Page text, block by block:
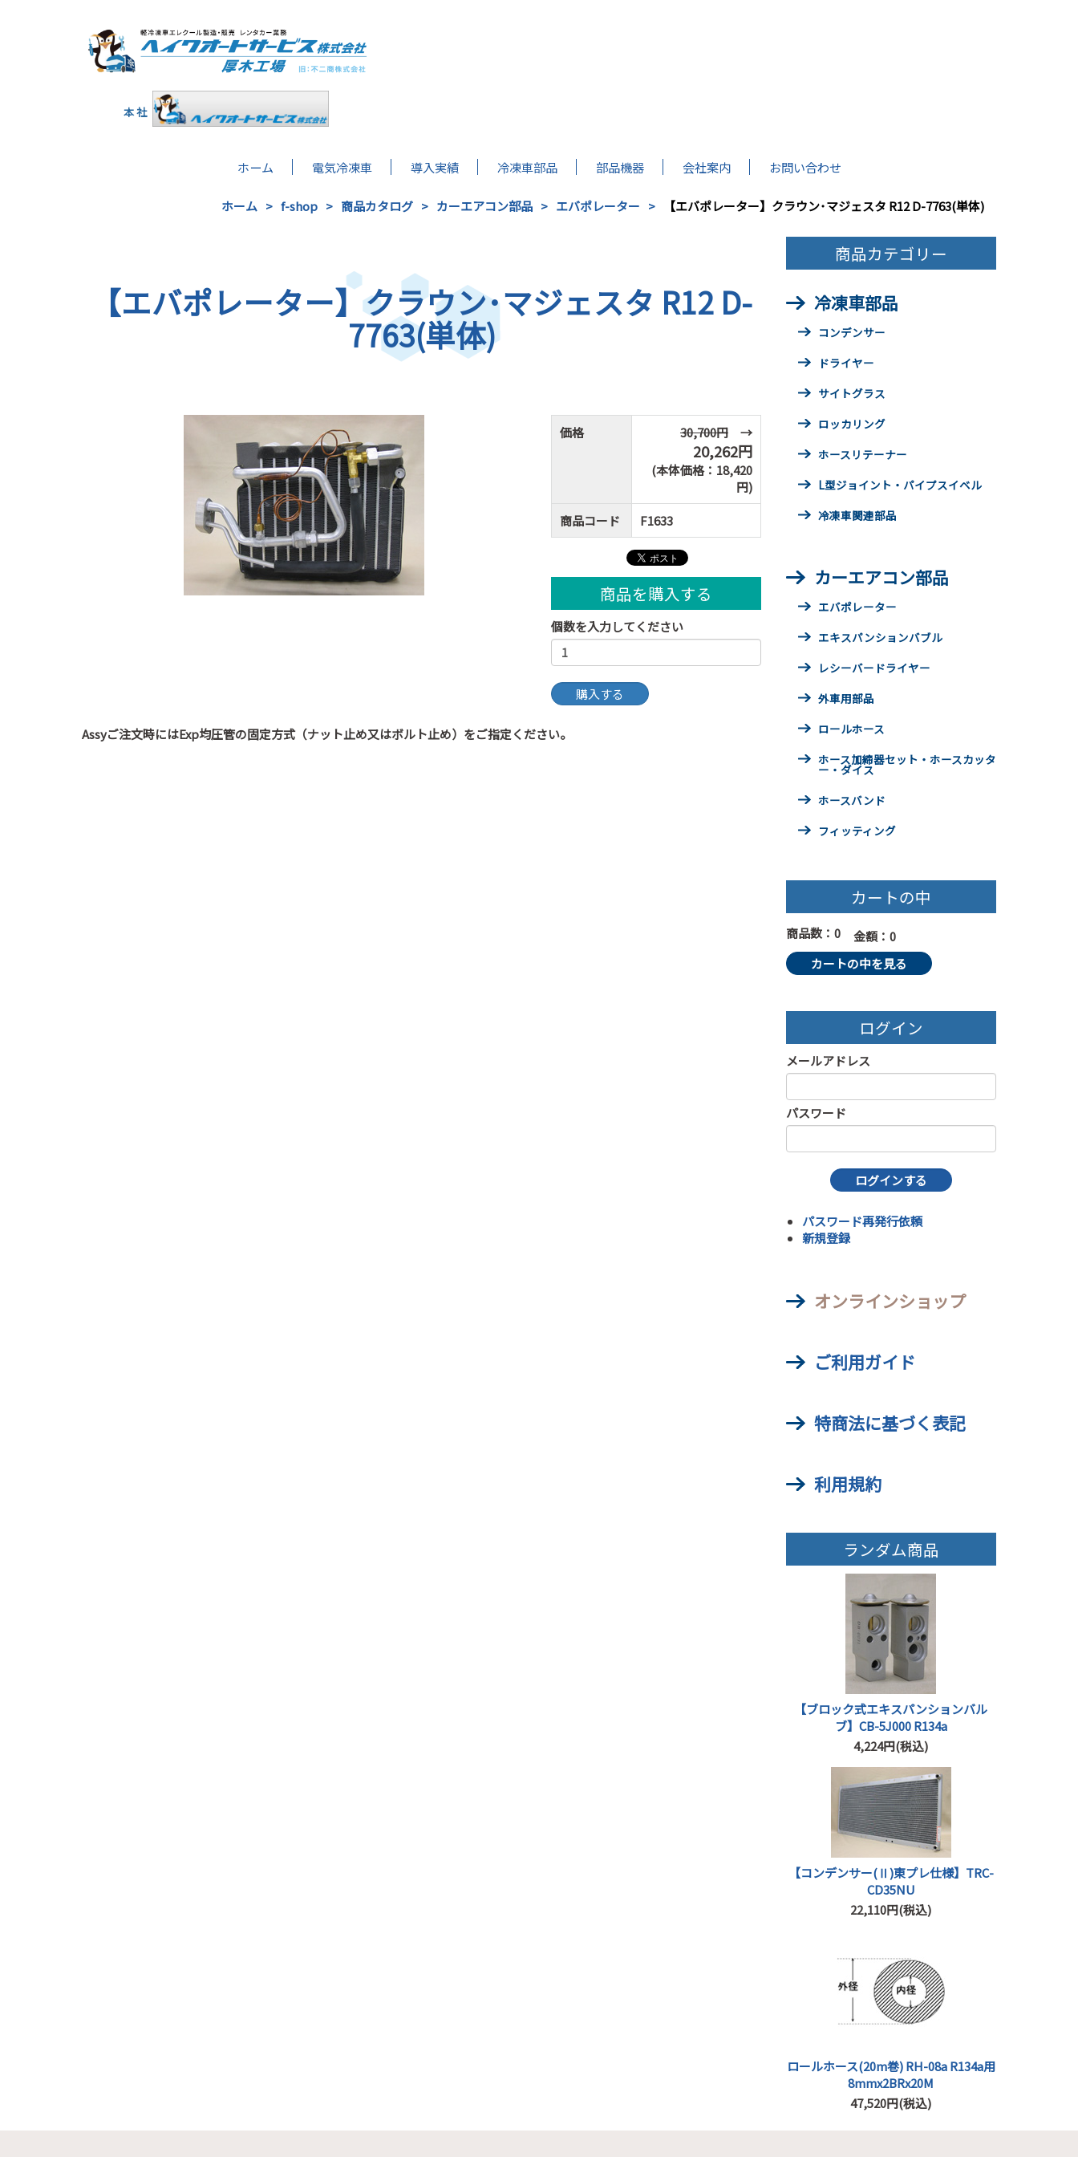
本 社
ホーム 電気冷凍車 導入実績 冷凍車部品 部品機器 会社案内 お問い合わせ
ホーム f-shop 商品カタログ カーエアコン部品 エバポレーター 【エバポレーター】クラウン･マジェスタ R12 D-7763(単体)
【エバポレーター】クラウン･マジェスタ R12 D-
7763(単体)
価格 30,700円→
20,262円
(本体価格：18,420
円)
商品コード
F1633
商品を購入する
個数を入力してください
Assyご注文時にはExp均圧管の固定方式（ナット止め又はボルト止め）をご指定ください。
商品カテゴリー
冷凍車部品
コンデンサー
ドライヤー
サイトグラス
ロッカリング
ホースリテーナー
L型ジョイント・パイプスイベル
冷凍車関連部品
カーエアコン部品
エバポレーター
エキスパンションバブル
レシーバードライヤー
外車用部品
ロールホース
ホース加締器セット・ホースカッタ
ー・ダイス
ホースバンド
フィッティング
カートの中
商品数：0
金額：0
カートの中を見る
ログイン
メールアドレス
パスワード
パスワード再発行依頼
新規登録
オンラインショップ
ご利用ガイド
特商法に基づく表記
利用規約
ランダム商品
【ブロック式エキスパンションバル
ブ】CB-5J000 R134a
4,224円(税込)
【コンデンサー(Ⅱ)東プレ仕様】TRC-
CD35NU
22,110円(税込)
ロールホース(20m巻) RH-08a R134a用
8mmx2BRx20M
47,520円(税込)